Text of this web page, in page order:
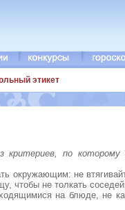
этикет
критериев, по
окружающим: не
чтобы не толкать
на блюде, не